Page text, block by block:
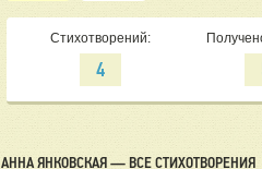
Стихотворений:
4
АННА ЯНКОВСКАЯ — ВСЕ СТИХОТВОРЕНИЯ